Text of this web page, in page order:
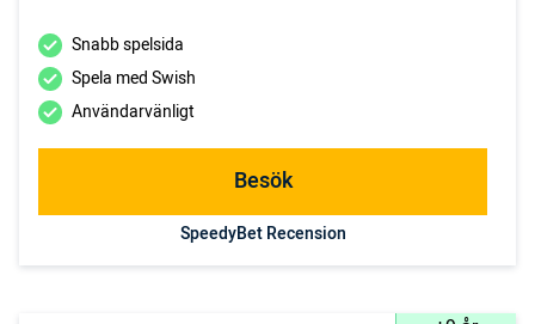
Snabb spelsida
Spela med Swish
Användarvänligt
Besök
SpeedyBet Recension